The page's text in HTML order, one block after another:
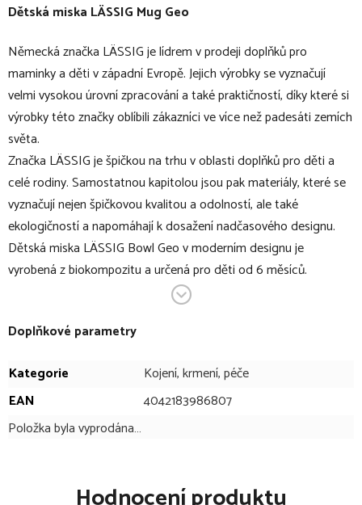
Dětská miska LÄSSIG Mug Geo
Německá značka LÄSSIG je lídrem v prodeji doplňků pro
maminky a děti v západní Evropě. Jejich výrobky se vyznačují
velmi vysokou úrovní zpracování a také praktičností, díky které si
výrobky této značky oblíbili zákazníci ve více než padesáti zemích
světa.
Značka LÄSSIG je špičkou na trhu v oblasti doplňků pro děti a
celé rodiny. Samostatnou kapitolou jsou pak materiály, které se
vyznačují nejen špičkovou kvalitou a odolností, ale také
ekologičností a napomáhají k dosažení nadčasového designu.
Dětská miska LÄSSIG Bowl Geo v moderním designu je
vyrobená z biokompozitu a určená pro děti od 6 měsíců.
vhodné pro děti od 6 měsíců
bez BPA
Doplňkové parametry
Kategorie
Kojení, krmení, péče
EAN
4042183986807
Položka byla vyprodána…